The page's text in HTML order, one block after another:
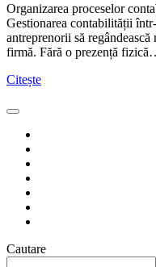
Organizarea proceselor
Gestionarea contabilității
antreprenorii să
firmă. Fără o prezență
Citește
Cautare